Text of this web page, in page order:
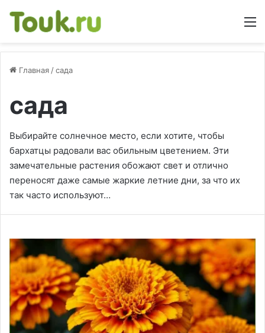
Главная /сада
сада
Выбирайте солнечное место, если хотите, чтобы
бархатцы радовали вас обильным цветением. Эти
замечательные растения обожают свет и отлично
переносят даже самые жаркие летние дни, за что их
так часто используют…